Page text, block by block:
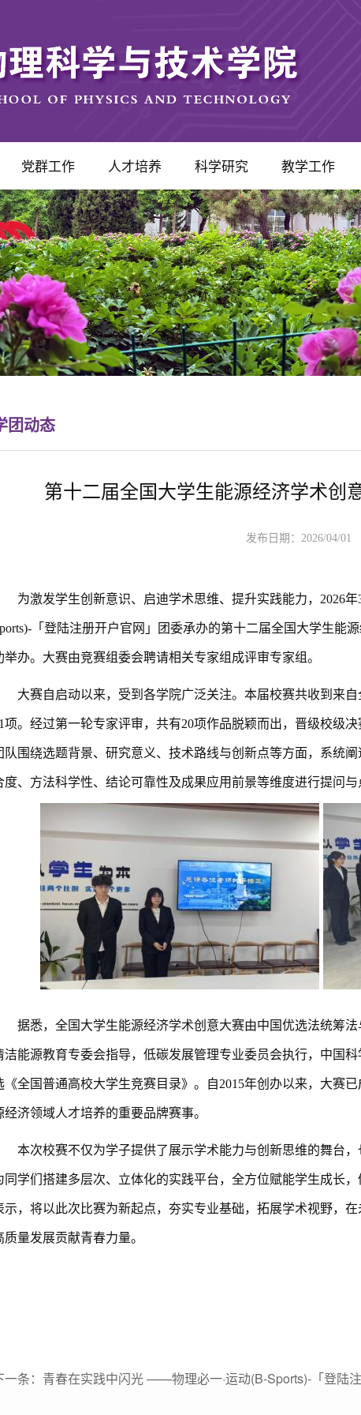
党群工作 人才培养 科学研究 教学工作
团动态
第十二届全国大学生能源经济学术创
发布日期：2026/04/01
为激发学生创新意识、启迪学术思维、提升实践能力， 2026
「登陆注册开户官网」团委承办的第十二届全国大学生能
举办。大赛由竞赛组委会聘请相关专家组成评审专家组。
大赛自启动以来，受到各学院广泛关注。本届校赛共收到来
项。经过第一轮专家评审，共有20项作品脱颖而出，晋级校级
队围绕选题背景、研究意义、技术路线与创新点等方面，系统
度、方法科学性、结论可靠性及成果应用前景等维度进行提问
据悉，全国大学生能源经济学术创意大赛由中国优选法统筹
洁能源教育专委会指导，低碳发展管理专业委员会执行，中国科
《全国普通高校大学生竞赛目录》。自2015年创办以来，大赛
经济领域人才培养的重要品牌赛事。
本次校赛不仅为学子提供了展示学术能力与创新思维的舞台
同学们搭建多层次、立体化的实践平台，全方位赋能学生成长
示，将以此次比赛为新起点，夯实专业基础，拓展学术视野，
质量发展贡献青春力量。
条： 青春在实践中闪光 ——物理必一·运动(B-Sports)-「登陆